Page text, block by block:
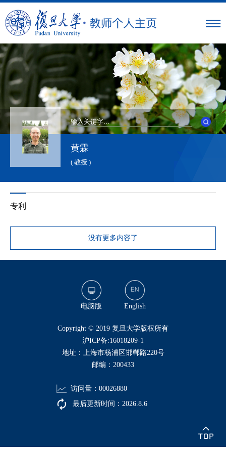
黄霖
( 教授 )
专利
没有更多内容了
电脑版 English
​Copyright © 2019 复旦大学版权所有
沪ICP备:16018209-1
地址：上海市杨浦区邯郸路220号
邮编：200433
访问量： 00026880
最后更新时间： 2026 8 6